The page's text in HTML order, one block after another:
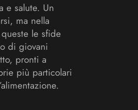
e salute. Un
ma nella
le sfide
di giovani
pronti a
più particolari